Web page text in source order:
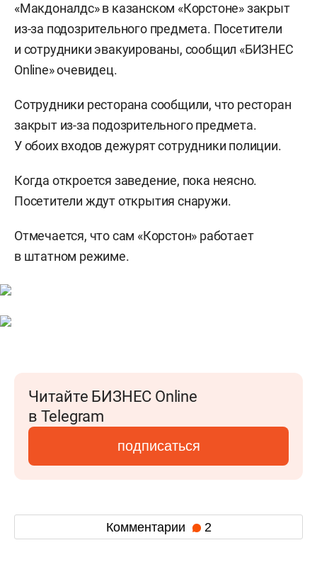
«Макдоналдс» в казанском «Корстоне» закрыт
из-за подозрительного предмета. Посетители
и сотрудники эвакуированы, сообщил «БИЗНЕС
Online» очевидец.
Сотрудники ресторана сообщили, что ресторан
закрыт из-за подозрительного предмета.
У обоих входов дежурят сотрудники полиции.
Когда откроется заведение, пока неясно.
Посетители ждут открытия снаружи.
Отмечается, что сам «Корстон» работает
в штатном режиме.
Читайте БИЗНЕС Online
в Telegram
подписаться
Комментарии 2